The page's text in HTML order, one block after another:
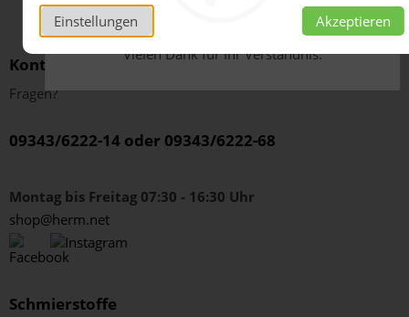
Einstellungen Akzeptieren
Bitte wenden Sie sich an unseren Innendienst
unter
schmierstoffe@herm.net .
Vielen Dank für Ihr Verständnis.
Kontakt
Fragen?
09343/6222-14 oder 09343/6222-68
Montag bis Freitag 07:30 - 16:30 Uhr
shop@herm.net
Schmierstoffe